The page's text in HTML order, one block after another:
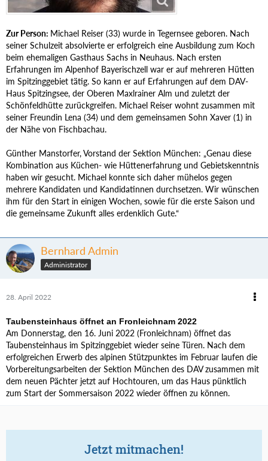
Zur Person: Michael Reiser (33) wurde in Tegernsee geboren. Nach
seiner Schulzeit absolvierte er erfolgreich eine Ausbildung zum Koch
beim ehemaligen Gasthaus Sachs in Neuhaus. Nach ersten
Erfahrungen im Alpenhof Bayerischzell war er auf mehreren Hütten
im Spitzinggebiet tätig. So kann er auf Erfahrungen auf dem DAV-
Haus Spitzingsee, der Oberen Maxlrainer Alm und zuletzt der
Schönfeldhütte zurückgreifen. Michael Reiser wohnt zusammen mit
seiner Freundin Lena (34) und dem gemeinsamen Sohn Xaver (1) in
der Nähe von Fischbachau.
Günther Manstorfer, Vorstand der Sektion München: „Genau diese
Kombination aus Küchen- wie Hüttenerfahrung und Gebietskenntnis
haben wir gesucht. Michael konnte sich daher mühelos gegen
mehrere Kandidaten und Kandidatinnen durchsetzen. Wir wünschen
ihm für den Start in einigen Wochen, sowie für die erste Saison und
die gemeinsame Zukunft alles erdenklich Gute.“
Bernhard Admin
Administrator
28. April 2022
Taubensteinhaus öffnet an Fronleichnam 2022
Am Donnerstag, den 16. Juni 2022 (Fronleichnam) öffnet das
Taubensteinhaus im Spitzinggebiet wieder seine Türen. Nach dem
erfolgreichen Erwerb des alpinen Stützpunktes im Februar laufen die
Vorbereitungsarbeiten der Sektion München des DAV zusammen mit
dem neuen Pächter jetzt auf Hochtouren, um das Haus pünktlich
zum Start der Sommersaison 2022 wieder öffnen zu können.
Jetzt mitmachen!